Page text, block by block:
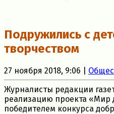
Подружились с
творчеством
27 ноября 2018, 9:06 |
Журналисты редакции
реализацию проекта «Мир
победителем конкурса